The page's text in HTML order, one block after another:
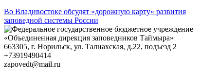
Во Владивостоке обсудят «дорожную карту» развития
заповедной системы России
663305, г. Норильск, ул. Талнахская, д.22, подъезд 2
+73919490414
zapovedt@mail.ru